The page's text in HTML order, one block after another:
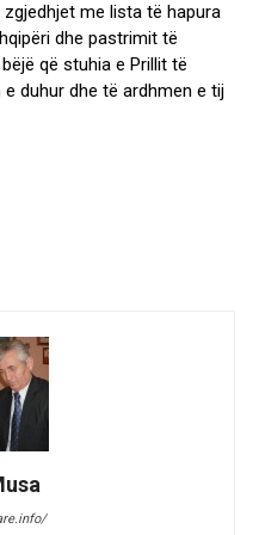
me lista të hapura
dhe pastrimit të
që stuhia e Prillit të
duhur dhe të ardhmen e tij